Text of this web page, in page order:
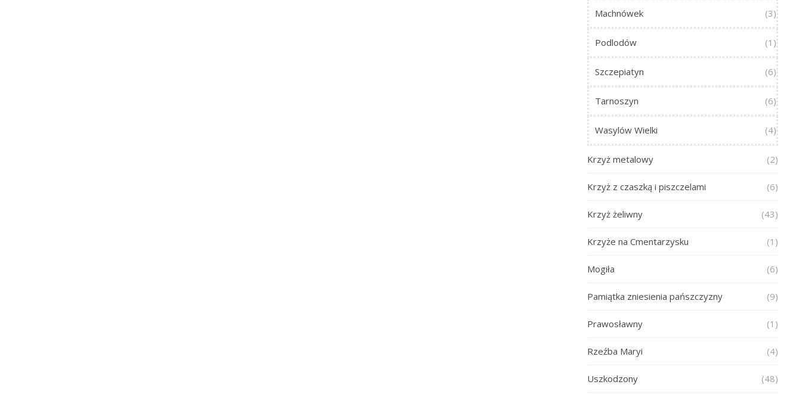
Machnówek (3)
Podlodów (1)
Szczepiatyn (6)
Tarnoszyn (6)
Wasylów Wielki (4)
Krzyż metalowy (2)
Krzyż z czaszką i piszczelami (6)
Krzyż żeliwny (43)
Krzyże na Cmentarzysku (1)
Mogiła (6)
Pamiątka zniesienia pańszczyzny (9)
Prawosławny (1)
Rzeźba Maryi (4)
Uszkodzony (48)